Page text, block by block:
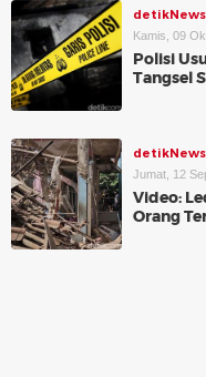
detikNews
Kamis, 09
Polisi
Tangsel
detikNews
Jumat, 12
Video:
Orang